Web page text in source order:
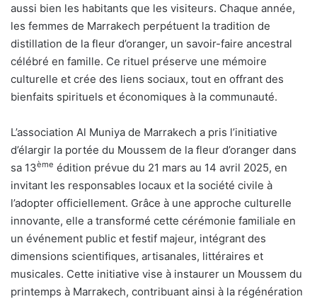
aussi bien les habitants que les visiteurs. Chaque année,
les femmes de Marrakech perpétuent la tradition de
distillation de la fleur d’oranger, un savoir-faire ancestral
célébré en famille. Ce rituel préserve une mémoire
culturelle et crée des liens sociaux, tout en offrant des
bienfaits spirituels et économiques à la communauté.
L’association Al Muniya de Marrakech a pris l’initiative
d’élargir la portée du Moussem de la fleur d’oranger dans
sa 13ème édition prévue du 21 mars au 14 avril 2025, en
invitant les responsables locaux et la société civile à
l’adopter officiellement. Grâce à une approche culturelle
innovante, elle a transformé cette cérémonie familiale en
un événement public et festif majeur, intégrant des
dimensions scientifiques, artisanales, littéraires et
musicales. Cette initiative vise à instaurer un Moussem du
printemps à Marrakech, contribuant ainsi à la régénération